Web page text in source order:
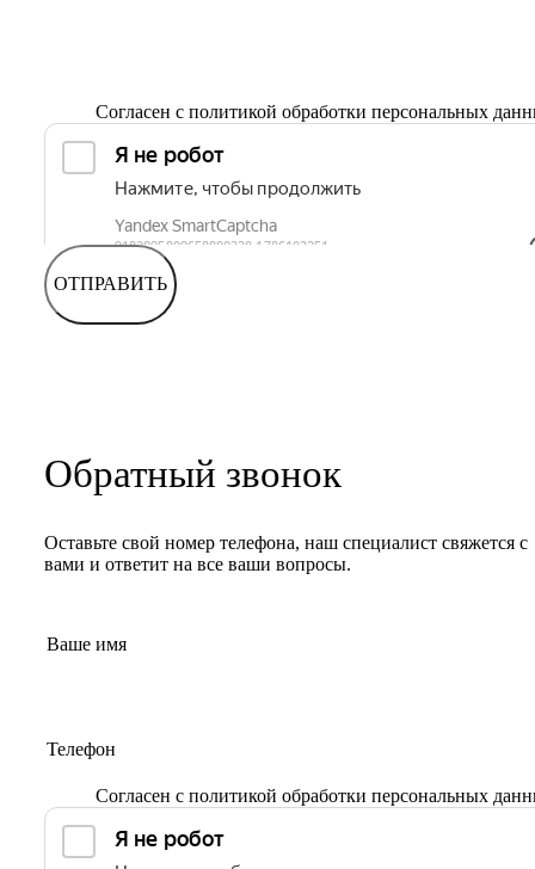
Согласен с политикой обработки персональных
ОТПРАВИТЬ
Обратный звонок
Оставьте свой номер телефона, наш специалист свяжется с
вами и ответит на все ваши вопросы.
Согласен с политикой обработки персональных